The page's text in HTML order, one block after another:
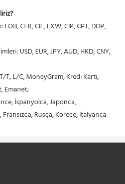
Emanet;
Rusça, Korece, İtalyanca